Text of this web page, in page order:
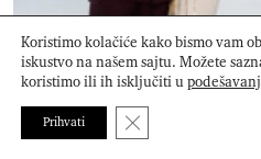
Zendaya i Tom Holland
svadbenom
Koristimo kolačiće kako bismo vam
iskustvo na našem sajtu. Možete
koristimo ili ih isključiti u
Prihvati Close GDPR Cookie